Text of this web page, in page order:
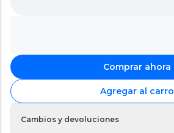
Comprar ahora
Agregar al carro
Cambios y devoluciones